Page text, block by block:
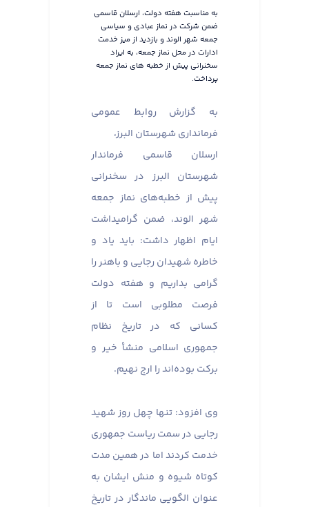
به مناسبت هفته دولت، ارسلان قاسمی
ضمن شرکت در نماز عبادی و سیاسی
جمعه شهر الوند و بازدید از میز خدمت
ادارات در محل نماز جمعه، به ایراد
سخنرانی پیش از خطبه های نماز جمعه
پرداخت.
به گزارش روابط عمومی
فرمانداری شهرستان البرز،
ارسلان قاسمی فرماندار
شهرستان البرز در سخنرانی
پیش از خطبه‌های نماز جمعه
شهر الوند، ضمن گرامیداشت
ایام اظهار داشت: باید یاد و
خاطره شهیدان رجایی و باهنر را
گرامی بداریم و هفته دولت
فرصت مطلوبی است تا از
کسانی که در تاریخ نظام
جمهوری اسلامی منشأ خیر و
برکت بوده‌اند را ارج نهیم.
وی افزود: تنها چهل روز شهید
رجایی در سمت ریاست جمهوری
خدمت کردند اما در همین مدت
کوتاه شیوه و منش ایشان به‌
عنوان الگویی ماندگار در تاریخ